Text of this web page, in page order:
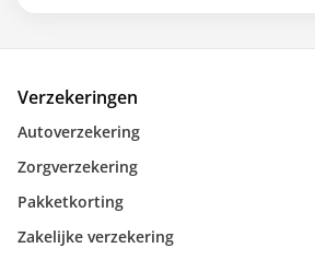
Verzekeringen
Autoverzekering
Zorgverzekering
Pakketkorting
Zakelijke verzekering